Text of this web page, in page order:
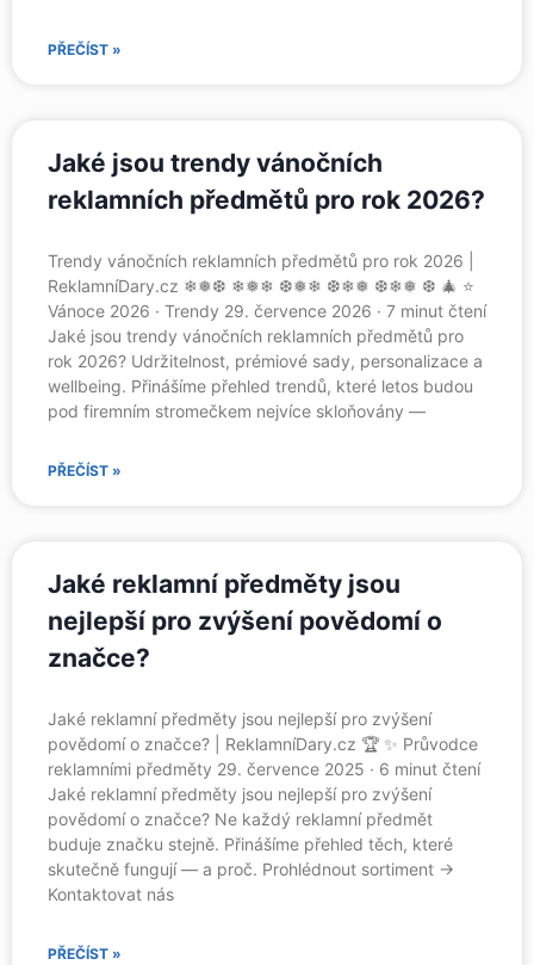
PŘEČÍST »
Jaké jsou trendy vánočních
reklamních předmětů pro rok 2026?
Trendy vánočních reklamních předmětů pro rok 2026 |
ReklamníDary.cz ❄❅❆ ❄❅❄ ❆❅❄ ❆❄❅ ❆❄❅ ❆ 🎄 ⭐
Vánoce 2026 · Trendy 29. července 2026 · 7 minut čtení
Jaké jsou trendy vánočních reklamních předmětů pro
rok 2026? Udržitelnost, prémiové sady, personalizace a
wellbeing. Přinášíme přehled trendů, které letos budou
pod firemním stromečkem nejvíce skloňovány —
PŘEČÍST »
Jaké reklamní předměty jsou
nejlepší pro zvýšení povědomí o
značce?
Jaké reklamní předměty jsou nejlepší pro zvýšení
povědomí o značce? | ReklamníDary.cz 🏆 ✨ Průvodce
reklamními předměty 29. července 2025 · 6 minut čtení
Jaké reklamní předměty jsou nejlepší pro zvýšení
povědomí o značce? Ne každý reklamní předmět
buduje značku stejně. Přinášíme přehled těch, které
skutečně fungují — a proč. Prohlédnout sortiment →
Kontaktovat nás
PŘEČÍST »